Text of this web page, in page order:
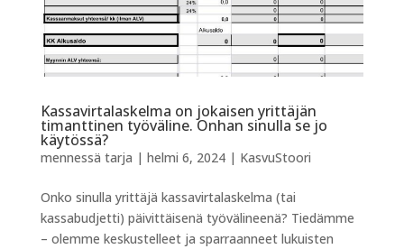
Kassavirtalaskelma on jokaisen yrittäjän
timanttinen työväline. Onhan sinulla se jo
käytössä?
mennessä tarja | helmi 6, 2024| KasvuStoori
Onko sinulla yrittäjä kassavirtalaskelma (tai
kassabudjetti) päivittäisenä työvälineenä? Tiedämme
– olemme keskustelleet ja sparraanneet lukuisten